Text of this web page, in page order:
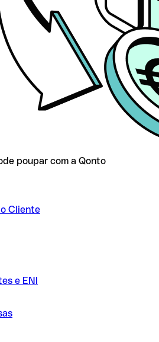
poupar com a Qonto
Cliente
e ENI